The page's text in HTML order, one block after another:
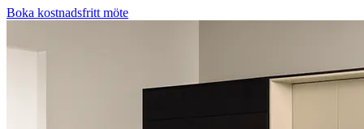
Boka kostnadsfritt möte